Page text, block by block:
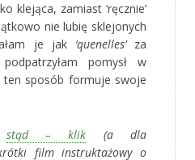
klejąca, zamiast ‘ręcznie’
nie lubię sklejonych
je jak‘quenelles’za
pomysł w
sposób formuje swoje
stąd – klik (a dla
film instruktażowy o